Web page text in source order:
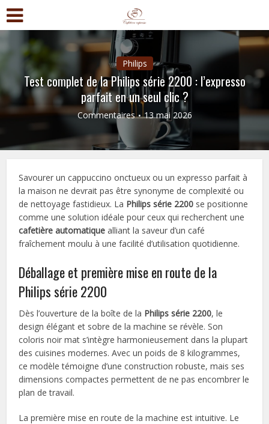
Philips
Test complet de la Philips série 2200 : l’expresso
parfait en un seul clic ?
Commentaires 13 mai 2026
Savourer un cappuccino onctueux ou un expresso parfait à
la maison ne devrait pas être synonyme de complexité ou
de nettoyage fastidieux. La Philips série 2200 se positionne
comme une solution idéale pour ceux qui recherchent une
cafetière automatique alliant la saveur d’un café
fraîchement moulu à une facilité d’utilisation quotidienne.
Déballage et première mise en route de la
Philips série 2200
Dès l’ouverture de la boîte de la Philips série 2200, le
design élégant et sobre de la machine se révèle. Son
coloris noir mat s’intègre harmonieusement dans la plupart
des cuisines modernes. Avec un poids de 8 kilogrammes,
ce modèle témoigne d’une construction robuste, mais ses
dimensions compactes permettent de ne pas encombrer le
plan de travail.
La première mise en route de la machine est intuitive. Le